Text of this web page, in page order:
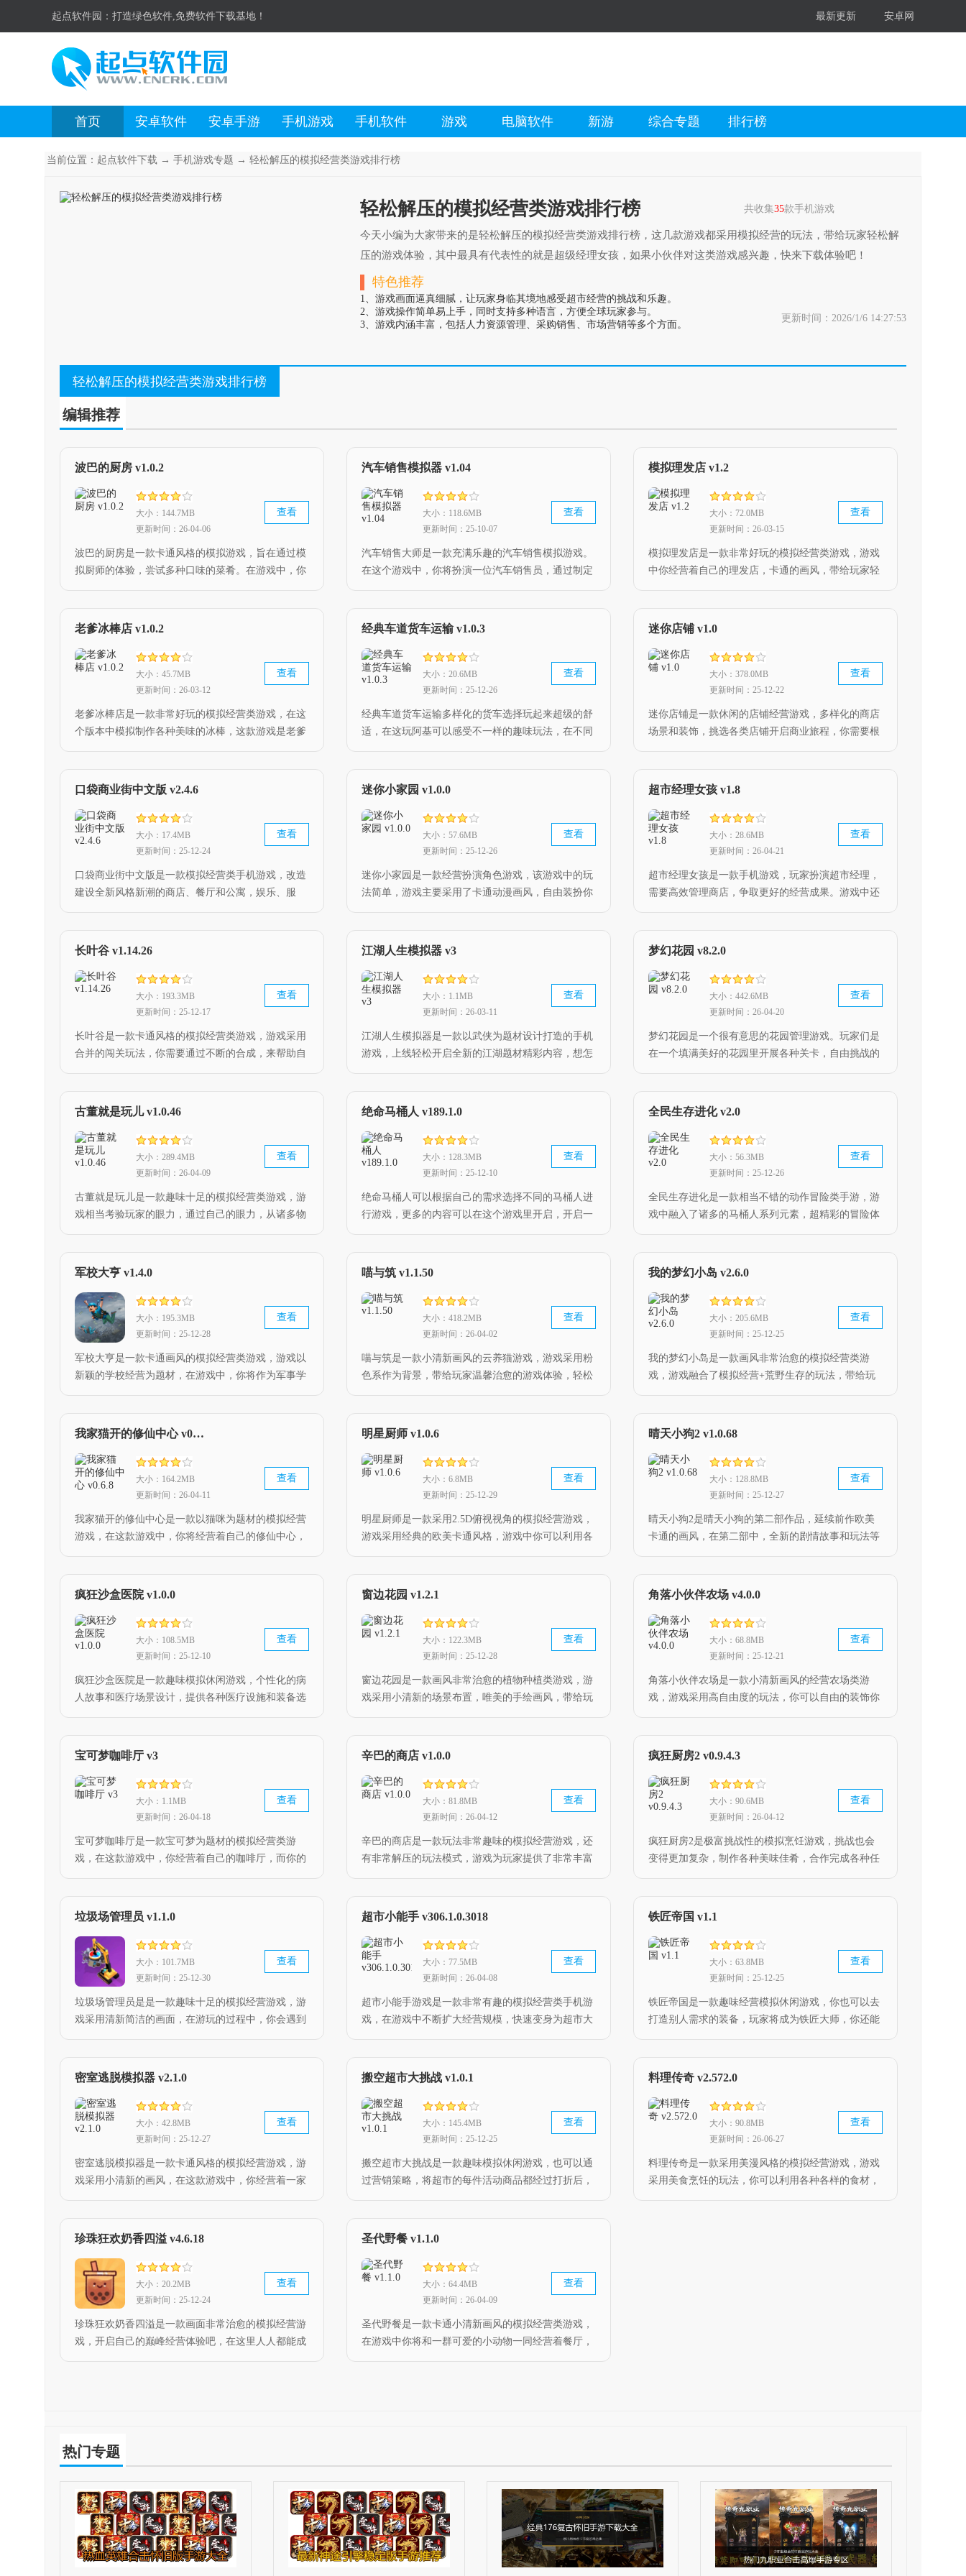
起点软件园： 打造绿色软件,免费软件下载基地！ 最新更新 安卓网
首页 安卓软件 安卓手游 手机游戏 手机软件 游戏 电脑软件 新游 综合专题 排行榜
当前位置： 起点软件下载 → 手机游戏专题 → 轻松解压的模拟经营类游戏排行榜
共收集35款手机游戏
轻松解压的模拟经营类游戏排行榜
今天小编为大家带来的是轻松解压的模拟经营类游戏排行榜，这几款游戏都采用模拟经营的玩法，带给玩家轻松解
压的游戏体验，其中最具有代表性的就是超级经理女孩，如果小伙伴对这类游戏感兴趣，快来下载体验吧！
特色推荐
1、游戏画面逼真细腻，让玩家身临其境地感受超市经营的挑战和乐趣。
2、游戏操作简单易上手，同时支持多种语言，方便全球玩家参与。
3、游戏内涵丰富，包括人力资源管理、采购销售、市场营销等多个方面。
更新时间：2026/1/6 14:27:53
轻松解压的模拟经营类游戏排行榜
编辑推荐
波巴的厨房 v1.0.2
大小：144.7MB
更新时间：26-04-06
查看
波巴的厨房是一款卡通风格的模拟游戏，旨在通过模
拟厨师的体验，尝试多种口味的菜肴。在游戏中，你
将扮演一名餐厅的大厨，在各具特色的厨房和餐厅
满愉悦地展开创作吧！
汽车销售模拟器 v1.04
大小：118.6MB
更新时间：25-10-07
查看
汽车销售大师是一款充满乐趣的汽车销售模拟游戏。
在这个游戏中，你将扮演一位汽车销售员，通过制定
最佳策略和灵活运用谈判技巧，为每位客户提供卓越
感，让你领略销售行业中的精彩与挑战。
模拟理发店 v1.2
大小：72.0MB
更新时间：26-03-15
查看
模拟理发店是一款非常好玩的模拟经营类游戏，游戏
中你经营着自己的理发店，卡通的画风，带给玩家轻
松解压的游戏体验，丰富的关卡等待玩家前来挑战，
老爹冰棒店 v1.0.2
大小：45.7MB
更新时间：26-03-12
查看
老爹冰棒店是一款非常好玩的模拟经营类游戏，在这
个版本中模拟制作各种美味的冰棒，这款游戏是老爹
系列新出的Paleteria To Go，玩家需要根据客人的需
经典车道货车运输 v1.0.3
大小：20.6MB
更新时间：25-12-26
查看
经典车道货车运输多样化的货车选择玩起来超级的舒
适，在这玩阿基可以感受不一样的趣味玩法，在不同
地形去感受更有趣的操作，经典车道货车运输游戏
率，快来下载吧。
迷你店铺 v1.0
大小：378.0MB
更新时间：25-12-22
查看
迷你店铺是一款休闲的店铺经营游戏，多样化的商店
场景和装饰，挑选各类店铺开启商业旅程，你需要根
据顾客的需求为他们提供各种各样的商品，简单好玩
限可能与成就。
口袋商业街中文版 v2.4.6
大小：17.4MB
更新时间：25-12-24
查看
口袋商业街中文版是一款模拟经营类手机游戏，改造
建设全新风格新潮的商店、餐厅和公寓，娱乐、服
装、餐厅、商店、玩具等等，整个过程玩法自由很
哦。
迷你小家园 v1.0.0
大小：57.6MB
更新时间：25-12-26
查看
迷你小家园是一款经营扮演角色游戏，该游戏中的玩
法简单，游戏主要采用了卡通动漫画风，自由装扮你
的角色，游戏充满乐趣和舒适的视觉体验，给玩家带
试吧。
超市经理女孩 v1.8
大小：28.6MB
更新时间：26-04-21
查看
超市经理女孩是一款手机游戏，玩家扮演超市经理，
需要高效管理商店，争取更好的经营成果。游戏中还
要完成各项日常任务，确保店铺的正常运营。
长叶谷 v1.14.26
大小：193.3MB
更新时间：25-12-17
查看
长叶谷是一款卡通风格的模拟经营类游戏，游戏采用
合并的闯关玩法，你需要通过不断的合成，来帮助自
己经营农场，拯救长叶谷，精美的角色建模，高自由
兴趣的小伙伴，快来下载吧。
江湖人生模拟器 v3
大小：1.1MB
更新时间：26-03-11
查看
江湖人生模拟器是一款以武侠为题材设计打造的手机
游戏，上线轻松开启全新的江湖题材精彩内容，想怎
么玩都是可以的，舒适的游戏氛围在这里等你来进
梦幻花园 v8.2.0
大小：442.6MB
更新时间：26-04-20
查看
梦幻花园是一个很有意思的花园管理游戏。玩家们是
在一个填满美好的花园里开展各种关卡，自由挑战的
玩法加上建设专属花园的成就感，花园的主人设计了
园。
古董就是玩儿 v1.0.46
大小：289.4MB
更新时间：26-04-09
查看
古董就是玩儿是一款趣味十足的模拟经营类游戏，游
戏相当考验玩家的眼力，通过自己的眼力，从诸多物
品中找到真正的古董，帮助自己大赚一笔，丰富的游
快来下载游玩吧。
绝命马桶人 v189.1.0
大小：128.3MB
更新时间：25-12-10
查看
绝命马桶人可以根据自己的需求选择不同的马桶人进
行游戏，更多的内容可以在这个游戏里开启，开启一
场场爽快的竞技战斗，游戏中的像素马桶人闯关冒险
和可爱气息。
全民生存进化 v2.0
大小：56.3MB
更新时间：25-12-26
查看
全民生存进化是一款相当不错的动作冒险类手游，游
戏中融入了诸多的马桶人系列元素，超精彩的冒险体
验等待着玩家，玩家控制角色在场景中不断的探索冒
军校大亨 v1.4.0
大小：195.3MB
更新时间：25-12-28
查看
军校大亨是一款卡通画风的模拟经营类游戏，游戏以
新颖的学校经营为题材，在游戏中，你将作为军事学
院的校长，通过合理的经营，来提升学校的声望，招
伙伴，快来下载游玩吧。
喵与筑 v1.1.50
大小：418.2MB
更新时间：26-04-02
查看
喵与筑是一款小清新画风的云养猫游戏，游戏采用粉
色系作为背景，带给玩家温馨治愈的游戏体验，轻松
解压的消除玩法，带给玩家趣味十足的游戏体验，还
感兴趣，快来下载游玩吧。
我的梦幻小岛 v2.6.0
大小：205.6MB
更新时间：25-12-25
查看
我的梦幻小岛是一款画风非常治愈的模拟经营类游
戏，游戏融合了模拟经营+荒野生存的玩法，带给玩
家趣味十足的游戏体验，游戏中，你被迫流落到一片
保自己能够生存下去，快来下载吧。
我家猫开的修仙中心 v0.6.8
大小：164.2MB
更新时间：26-04-11
查看
我家猫开的修仙中心是一款以猫咪为题材的模拟经营
游戏，在这款游戏中，你将经营着自己的修仙中心，
需要通过合理的经营，来吸引更多的顾客前来，赢得
款游戏吧。
明星厨师 v1.0.6
大小：6.8MB
更新时间：25-12-29
查看
明星厨师是一款采用2.5D俯视视角的模拟经营游戏，
游戏采用经典的欧美卡通风格，游戏中你可以利用各
种装饰品自由的装饰你的餐厅，利用各种各样的食
游戏感兴趣，快来下载吧。
晴天小狗2 v1.0.68
大小：128.8MB
更新时间：25-12-27
查看
晴天小狗2是晴天小狗的第二部作品，延续前作欧美
卡通的画风，在第二部中，全新的剧情故事和玩法等
待玩家挑战，你可以饲养各种各样的小狗，还可以自
的小伙伴，快来下载吧。
疯狂沙盒医院 v1.0.0
大小：108.5MB
更新时间：25-12-10
查看
疯狂沙盒医院是一款趣味模拟休闲游戏，个性化的病
人故事和医疗场景设计，提供各种医疗设施和装备选
择，解救各种匪夷所思的病例，玩家需要合理规划医
窗边花园 v1.2.1
大小：122.3MB
更新时间：25-12-28
查看
窗边花园是一款画风非常治愈的植物种植类游戏，游
戏采用小清新的场景布置，唯美的手绘画风，带给玩
家温馨治愈的游戏体验，游戏中你还可以自由的装饰
兴趣的小伙伴，快来下载吧。
角落小伙伴农场 v4.0.0
大小：68.8MB
更新时间：25-12-21
查看
角落小伙伴农场是一款小清新画风的经营农场类游
戏，游戏采用高自由度的玩法，你可以自由的装饰你
的农场，还有各种各样可爱的小动物等待玩家收集，
验，快来下载游玩这款游戏吧。
宝可梦咖啡厅 v3
大小：1.1MB
更新时间：26-04-18
查看
宝可梦咖啡厅是一款宝可梦为题材的模拟经营类游
戏，在这款游戏中，你经营着自己的咖啡厅，而你的
咖啡厅专为各种可爱的小精灵开放，利用各种各样的
伴，快来下载游玩体验。
辛巴的商店 v1.0.0
大小：81.8MB
更新时间：26-04-12
查看
辛巴的商店是一款玩法非常趣味的模拟经营游戏，还
有非常解压的玩法模式，游戏为玩家提供了非常丰富
的物品，在这款游戏中玩家可以开一家自己的商店，
疯狂厨房2 v0.9.4.3
大小：90.6MB
更新时间：26-04-12
查看
疯狂厨房2是极富挑战性的模拟烹饪游戏，挑战也会
变得更加复杂，制作各种美味佳肴，合作完成各种任
务，以达到最佳成绩，移植的手机版，便捷的玩法，
垃圾场管理员 v1.1.0
大小：101.7MB
更新时间：25-12-30
查看
垃圾场管理员是是一款趣味十足的模拟经营游戏，游
戏采用清新简洁的画面，在游玩的过程中，你会遇到
各种各样的道具，这些道具或许能帮助你赚取更多的
容易上手。
超市小能手 v306.1.0.3018
大小：77.5MB
更新时间：26-04-08
查看
超市小能手游戏是一款非常有趣的模拟经营类手机游
戏，在游戏中不断扩大经营规模，快速变身为超市大
亨，使自己的收益更加丰厚，提高服务品质，感兴趣
铁匠帝国 v1.1
大小：63.8MB
更新时间：25-12-25
查看
铁匠帝国是一款趣味经营模拟休闲游戏，你也可以去
打造别人需求的装备，玩家将成为铁匠大师，你还能
获取经验提升自己的等和技能，对应的锻造的武器也
密室逃脱模拟器 v2.1.0
大小：42.8MB
更新时间：25-12-27
查看
密室逃脱模拟器是一款卡通风格的模拟经营游戏，游
戏采用小清新的画风，在这款游戏中，你经营着一家
密室逃脱馆，你需要通过各种道具，来增加密室逃脱
筑和道具。
搬空超市大挑战 v1.0.1
大小：145.4MB
更新时间：25-12-25
查看
搬空超市大挑战是一款趣味模拟休闲游戏，也可以通
过营销策略，将超市的每件活动商品都经过打折后，
可以让玩家更好的进行购物，在这里成为超市的经
料理传奇 v2.572.0
大小：90.8MB
更新时间：26-06-27
查看
料理传奇是一款采用美漫风格的模拟经营游戏，游戏
采用美食烹饪的玩法，你可以利用各种各样的食材，
自由的组合成不同的美食，以满足不同顾客的需求，
珍珠狂欢奶香四溢 v4.6.18
大小：20.2MB
更新时间：25-12-24
查看
珍珠狂欢奶香四溢是一款画面非常治愈的模拟经营游
戏，开启自己的巅峰经营体验吧，在这里人人都能成
为老板，让你与顾客互动，并注意甜度和各种配料的
圣代野餐 v1.1.0
大小：64.4MB
更新时间：26-04-09
查看
圣代野餐是一款卡通小清新画风的模拟经营类游戏，
在游戏中你将和一群可爱的小动物一同经营着餐厅，
而你的顾客也是各种各样的小动物，治愈系的经营玩
热门专题